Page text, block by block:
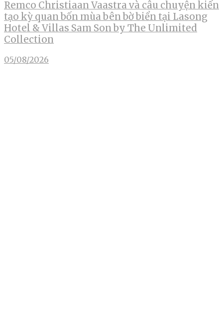
Remco Christiaan Vaastra và câu chuyện kiến
tạo kỳ quan bốn mùa bên bờ biển tại Lasong
Hotel & Villas Sam Son by The Unlimited
Collection
05/08/2026